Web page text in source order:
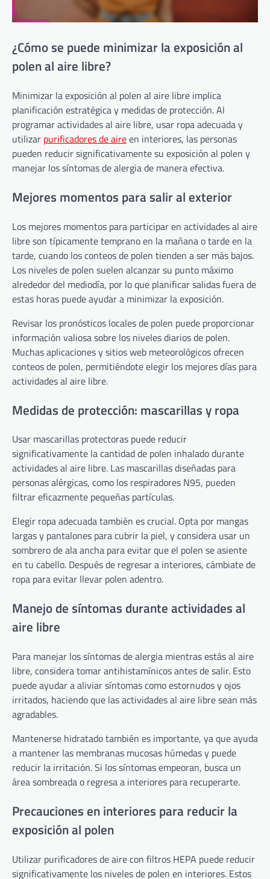
¿Cómo se puede minimizar la exposición al
polen al aire libre?
Minimizar la exposición al polen al aire libre implica
planificación estratégica y medidas de protección. Al
programar actividades al aire libre, usar ropa adecuada y
utilizar purificadores de aireen interiores, las personas
pueden reducir significativamente su exposición al polen y
manejar los síntomas de alergia de manera efectiva.
Mejores momentos para salir al exterior
Los mejores momentos para participar en actividades al aire
libre son típicamente temprano en la mañana o tarde en la
tarde, cuando los conteos de polen tienden a ser más bajos.
Los niveles de polen suelen alcanzar su punto máximo
alrededor del mediodía, por lo que planificar salidas fuera de
estas horas puede ayudar a minimizar la exposición.
Revisar los pronósticos locales de polen puede proporcionar
información valiosa sobre los niveles diarios de polen.
Muchas aplicaciones y sitios web meteorológicos ofrecen
conteos de polen, permitiéndote elegir los mejores días para
actividades al aire libre.
Medidas de protección: mascarillas y ropa
Usar mascarillas protectoras puede reducir
significativamente la cantidad de polen inhalado durante
actividades al aire libre. Las mascarillas diseñadas para
personas alérgicas, como los respiradores N95, pueden
filtrar eficazmente pequeñas partículas.
Elegir ropa adecuada también es crucial. Opta por mangas
largas y pantalones para cubrir la piel, y considera usar un
sombrero de ala ancha para evitar que el polen se asiente
en tu cabello. Después de regresar a interiores, cámbiate de
ropa para evitar llevar polen adentro.
Manejo de síntomas durante actividades al
aire libre
Para manejar los síntomas de alergia mientras estás al aire
libre, considera tomar antihistamínicos antes de salir. Esto
puede ayudar a aliviar síntomas como estornudos y ojos
irritados, haciendo que las actividades al aire libre sean más
agradables.
Mantenerse hidratado también es importante, ya que ayuda
a mantener las membranas mucosas húmedas y puede
reducir la irritación. Si los síntomas empeoran, busca un
área sombreada o regresa a interiores para recuperarte.
Precauciones en interiores para reducir la
exposición al polen
Utilizar purificadores de aire con filtros HEPA puede reducir
significativamente los niveles de polen en interiores. Estos